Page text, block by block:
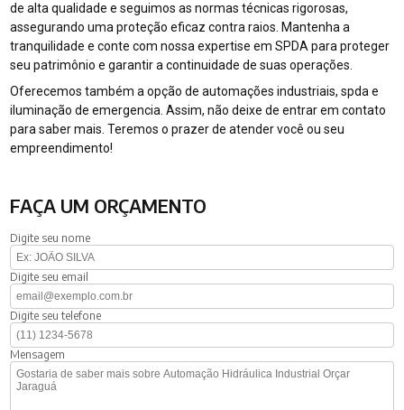
de alta qualidade e seguimos as normas técnicas rigorosas,
assegurando uma proteção eficaz contra raios. Mantenha a
tranquilidade e conte com nossa expertise em SPDA para proteger
seu patrimônio e garantir a continuidade de suas operações.
Oferecemos também a opção de automações industriais, spda e
iluminação de emergencia. Assim, não deixe de entrar em contato
para saber mais. Teremos o prazer de atender você ou seu
empreendimento!
FAÇA UM ORÇAMENTO
Digite seu nome
Digite seu email
Digite seu telefone
Mensagem